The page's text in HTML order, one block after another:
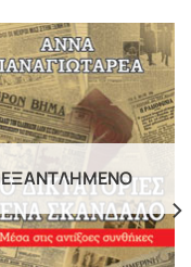
ΕΞΑΝΤΛΗΜΈΝΟ